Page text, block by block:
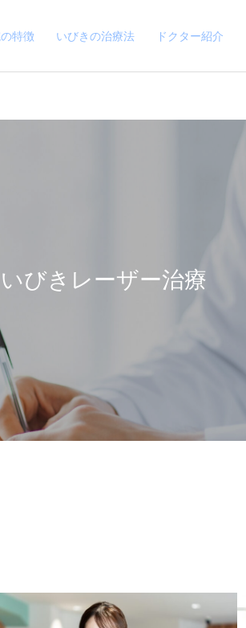
特徴 いびきの治療法 ドクター紹介
いびきレーザー治療